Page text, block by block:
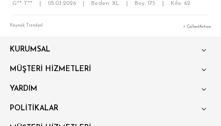
G** T** 05.03.2026 Beden: XL Boy: 175 Kilo: 62
Kaynak: Trendyol ⚡ CollectAction
KURUMSAL
MÜŞTERİ HİZMETLERİ
YARDIM
POLİTİKALAR